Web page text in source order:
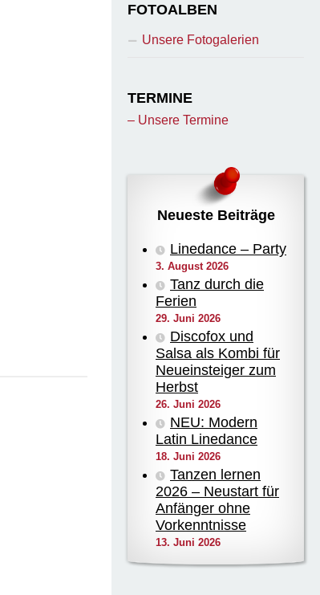
FOTOALBEN
Unsere Fotogalerien
TERMINE
– Unsere Termine
Neueste Beiträge
Linedance – Party
3. August 2026
Tanz durch die
Ferien
29. Juni 2026
Discofox und
Salsa als Kombi für
Neueinsteiger zum
Herbst
26. Juni 2026
NEU: Modern
Latin Linedance
18. Juni 2026
Tanzen lernen
2026 – Neustart für
Anfänger ohne
Vorkenntnisse
13. Juni 2026